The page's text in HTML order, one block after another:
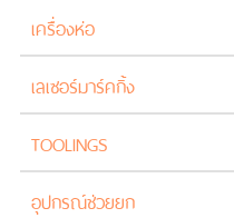
เครื่องห่อ
เลเซอร์มาร์คกิ้ง
TOOLINGS
อุปกรณ์ช่วยยก